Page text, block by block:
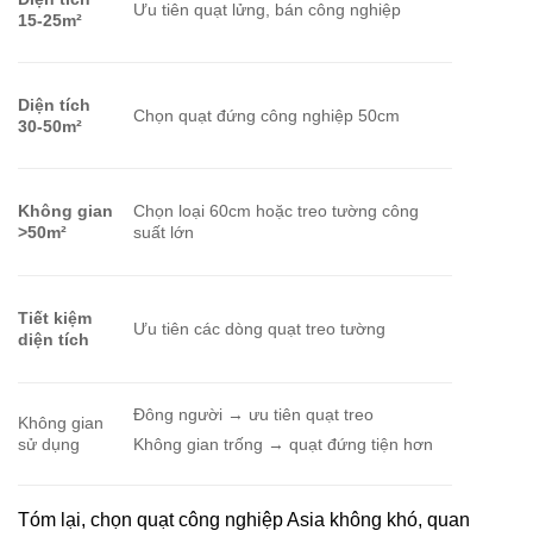
15-25m²
Ưu tiên quạt lửng, bán công nghiệp
Diện tích
30-50m²
Chọn quạt đứng công nghiệp 50cm
Không gian
>50m²
Chọn loại 60cm hoặc treo tường công
suất lớn
Tiết kiệm
diện tích
Ưu tiên các dòng quạt treo tường
Không gian
sử dụng
Đông người → ưu tiên quạt treo
Không gian trống → quạt đứng tiện hơn
Tóm lại, chọn quạt công nghiệp Asia không khó, quan